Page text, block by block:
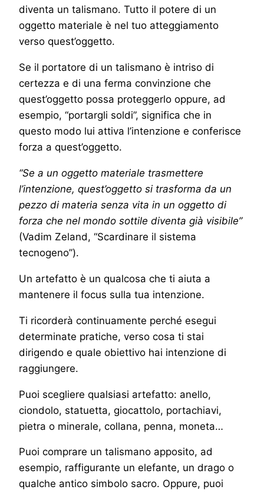
diventa un talismano. Tutto il potere di un
oggetto materiale è nel tuo atteggiamento
verso quest’oggetto.
Se il portatore di un talismano è intriso di
certezza e di una ferma convinzione che
quest’oggetto possa proteggerlo oppure, ad
esempio, “portargli soldi”, significa che in
questo modo lui attiva l’intenzione e conferisce
forza a quest’oggetto.
“Se a un oggetto materiale trasmettere
l’intenzione, quest’oggetto si trasforma da un
pezzo di materia senza vita in un oggetto di
forza che nel mondo sottile diventa già visibile”
(Vadim Zeland, “Scardinare il sistema
tecnogeno”).
Un artefatto è un qualcosa che ti aiuta a
mantenere il focus sulla tua intenzione.
Ti ricorderà continuamente perché esegui
determinate pratiche, verso cosa ti stai
dirigendo e quale obiettivo hai intenzione di
raggiungere.
Puoi scegliere qualsiasi artefatto: anello,
ciondolo, statuetta, giocattolo, portachiavi,
pietra o minerale, collana, penna, moneta…
Puoi comprare un talismano apposito, ad
esempio, raffigurante un elefante, un drago o
qualche antico simbolo sacro. Oppure, puoi